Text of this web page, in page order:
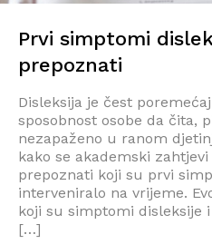
Prvi simptomi
prepoznati
Disleksija je čest
sposobnost osobe da čita,
nezapaženo u ranom
kako se akademski
prepoznati koji su prvi
interveniralo na vrijeme.
koji su simptomi disleksije
[…]